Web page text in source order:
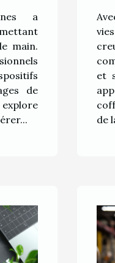
a
main.
de
et
de